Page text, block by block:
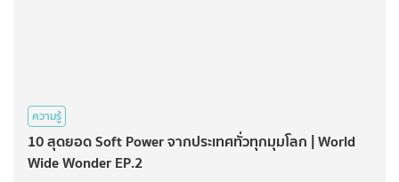
ความรู้
10 สุดยอด Soft Power จากประเทศทั่วทุกมุมโลก | World
Wide Wonder EP.2